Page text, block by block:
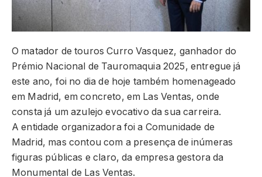
O matador de touros Curro Vasquez, ganhador do
Prémio Nacional de Tauromaquia 2025, entregue já
este ano, foi no dia de hoje também homenageado
em Madrid, em concreto, em Las Ventas, onde
consta já um azulejo evocativo da sua carreira.
A entidade organizadora foi a Comunidade de
Madrid, mas contou com a presença de inúmeras
figuras públicas e claro, da empresa gestora da
Monumental de Las Ventas.